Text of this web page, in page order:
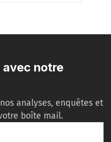
notre
analyses, enquêtes et
boîte mail.